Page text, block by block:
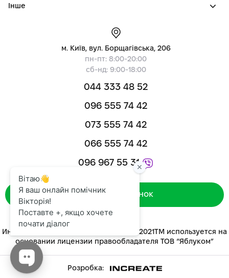
Інше
м. Київ, вул. Борщагівська, 206
пн-пт: 8:00-20:00
сб-нд: 9:00-18:00
044 333 48 52
096 555 74 42
073 555 74 42
066 555 74 42
096 967 55 31
Зворотний дзвінок
Интернет-магазин «ЯБЛУКОМ™» 2014-2021ТМ используется на
основании лицензии правообладателя ТОВ “Яблуком”
Розробка: